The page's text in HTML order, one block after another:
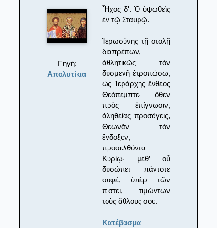
Πηγή:
Απολυτίκια
Ἦχος δ'. Ὁ ὑψωθεὶς
ἐν τῷ Σταυρῷ.
Ἱερωσύνης τῇ στολῇ
διαπρέπων,
ἀθλητικῶς τὸν
δυσμενῆ ἐτροπώσω,
ὡς Ἱεράρχης ἔνθεος
Θεόπεμπτε· ὅθεν
πρὸς ἐπίγνωσιν,
ἀληθείας προσάγεις,
Θεωνᾶν τὸν
ἔνδοξον,
προσελθόντα
Κυρίῳ· μεθ’ οὗ
δυσώπει πάντοτε
σοφέ, ὑπὲρ τῶν
πίστει, τιμώντων
τοὺς ἄθλους σου.
Κατέβασμα